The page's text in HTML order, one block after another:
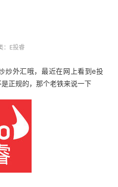
： E投睿
炒外汇哦，最近在网上看到e投
正规的，那个老铁来说一下